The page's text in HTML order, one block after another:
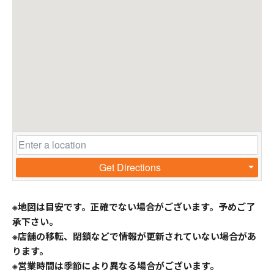
Get Directions
※地図は目安です。正確でない場合がございます。予めご了
承下さい。
※店舗の移転、閉鎖などで情報が更新されていない場合があ
ります。
※営業時間は季節により異なる場合がございます。